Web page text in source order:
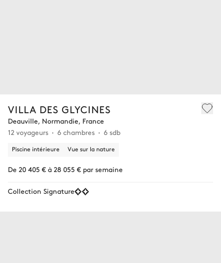
VILLA DES GLYCINES
Deauville, Normandie, France
12 voyageurs
6 chambres 6 sdb
Piscine intérieure Vue sur la nature
De 20 405 € à 28 055 € par semaine
Collection Signature